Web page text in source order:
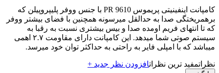
کامپانت اینفینیتی پریموس PR 9610 با جنس ووفر پلیپروپیلن که
برهمریختگی صدا به حدالقل میرسونه همچنین با فضای بیشتر ووفر
که تا انتهای فریم اومده صدا و بیس بیشتری نسبت به رقبا به
سیستم صوتی شما میدهد. این کامپانت دارای مقاومت ۲.۷ اهمی
میباشد که با امپلی فایر به راحتی به حداکثر توان خود میرسد.
نظراتمفید ترین نظراتافزودن نظر جدید +